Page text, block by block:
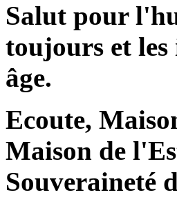
Salut pour
toujours et
âge.
Ecoute,
Maison de
Souveraineté